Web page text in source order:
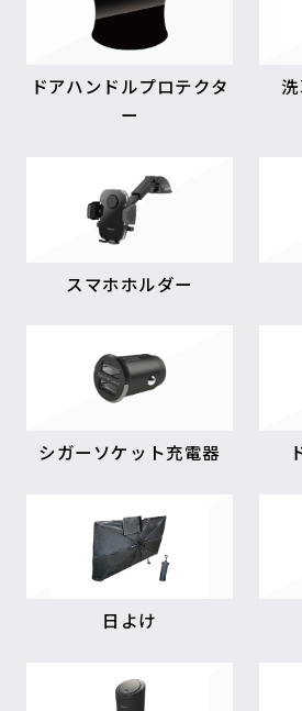
ドアハンドルプロテクタ
ー
スマホホルダー
シガーソケット充電器
日よけ